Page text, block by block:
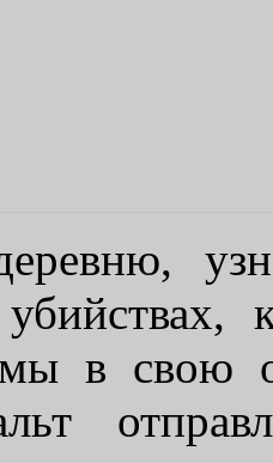
в свою